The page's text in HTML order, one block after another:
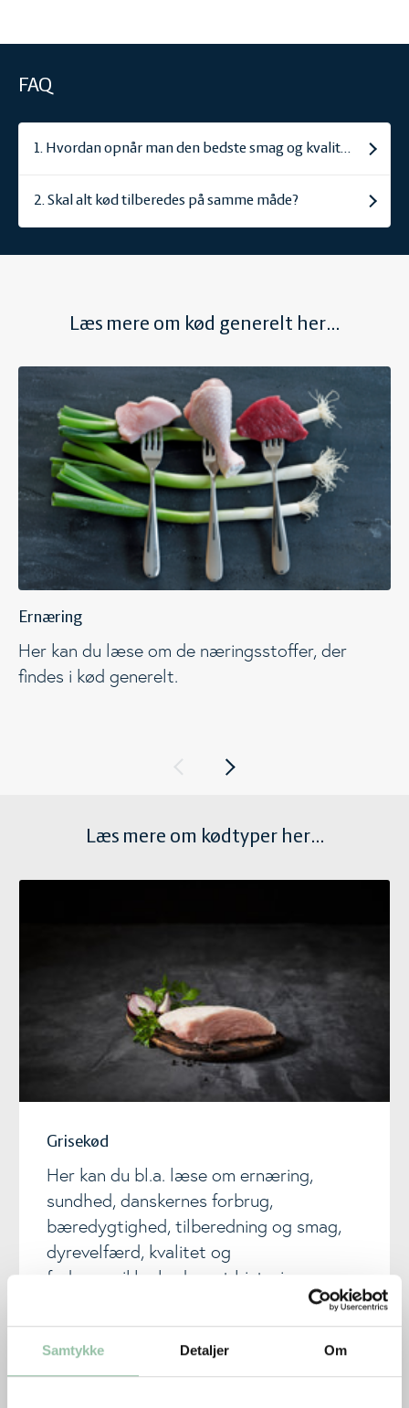
Samtykke Detaljer Om
FAQ
1. Hvordan opnår man den bedste smag og kvalitet i kød?
2. Skal alt kød tilberedes på samme måde?
Læs mere om kød generelt her...
Ernæring
Her kan du læse om de næringsstoffer, der
findes i kød generelt.
Ernæring
Læs mere om kødtyper her...
Grisekød
Her kan du bl.a. læse om ernæring,
sundhed, danskernes forbrug,
bæredygtighed, tilberedning og smag,
dyrevelfærd, kvalitet og
fødevaresikkerhed samt historie.
Okse- og kalvekød